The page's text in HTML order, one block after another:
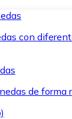
con
de forma